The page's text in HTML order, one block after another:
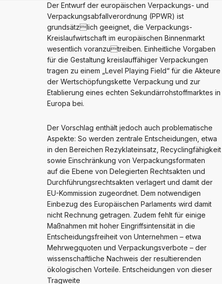
Der Entwurf der europäischen Verpackungs- und
Verpackungsabfallverordnung (PPWR) ist
grundsätzlich geeignet, die Verpackungs-
Kreislaufwirtschaft im europäischen Binnenmarkt
wesentlich voranzutreiben. Einheitliche Vorgaben
für die Gestaltung kreislauffähiger Verpackungen
tragen zu einem „Level Playing Field“ für die Akteure
der Wertschöpfungskette Verpackung und zur
Etablierung eines echten Sekundärrohstoffmarktes in
Europa bei.
Der Vorschlag enthält jedoch auch problematische
Aspekte: So werden zentrale Entscheidungen, etwa
in den Bereichen Rezyklateinsatz, Recyclingfähigkeit
sowie Einschränkung von Verpackungsformaten
auf die Ebene von Delegierten Rechtsakten und
Durchführungsrechtsakten verlagert und damit der
EU-Kommission zugeordnet. Dem notwendigen
Einbezug des Europäischen Parlaments wird damit
nicht Rechnung getragen. Zudem fehlt für einige
Maßnahmen mit hoher Eingriffsintensität in die
Entscheidungsfreiheit von Unternehmen – etwa
Mehrwegquoten und Verpackungsverbote – der
wissenschaftliche Nachweis der resultierenden
ökologischen Vorteile. Entscheidungen von dieser
Tragweite